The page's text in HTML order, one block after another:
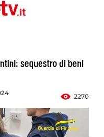
sequestro di beni
2270